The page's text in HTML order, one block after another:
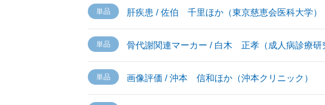
肝疾患 / 佐伯 千里ほか（東京慈恵会医科大学）
骨代謝関連マーカー / 白木 正孝（成人病診療研
画像評価 / 沖本 信和ほか（沖本クリニック）